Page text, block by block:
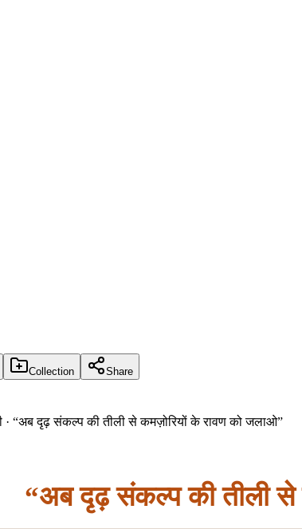
Collection Share
· “अब दृढ़ संकल्प की तीली से कमज़ोरियों के रावण को जलाओ”
“अब दृढ़ संकल्प की तीली से